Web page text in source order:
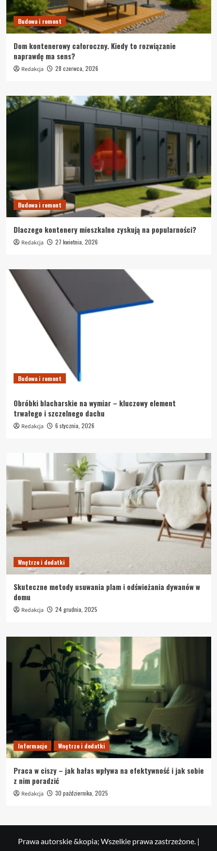
Budowa i remont
Dom kontenerowy całoroczny. Kiedy to rozwiązanie
naprawdę ma sens?
Redakcja 28 czerwca, 2026
Budowa i remont
Dlaczego kontenery mieszkalne zyskują na popularności?
Redakcja 27 kwietnia, 2026
Budowa i remont
Obróbki blacharskie na wymiar – kluczowy element
trwałego i szczelnego dachu
Redakcja 6 stycznia, 2026
Wnętrze i dodatki
Skuteczne metody usuwania plam i odświeżania dywanów w
domu
Redakcja 24 grudnia, 2025
Informacje Wnętrze i dodatki
Praca w ciszy – jak hałas wpływa na efektywność i jak sobie
z nim poradzić
Redakcja 30 października, 2025
Prawa autorskie &kopia; Wszelkie prawa zastrzeżone. |